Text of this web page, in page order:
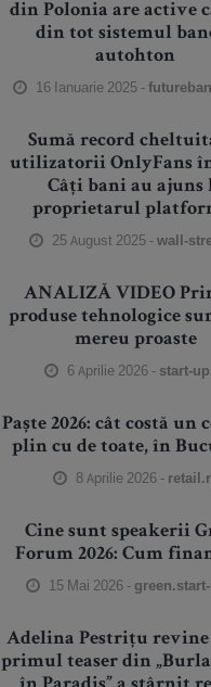
din Polonia are active
din tot sistemul
autohton
16 Ianuarie 2025 -
Sumă record
utilizatorii OnlyFans în
Câți bani au ajuns
proprietarul
25 August 2025 -wall-
ANALIZĂ VIDEO
produse tehnologice
mereu proaste
6 Aprilie 2026 - start-
Paște 2026: cât costă un
plin cu de toate, în
8 Aprilie 2026 -
Cine sunt speakerii
Forum 2026: Cum
15 Mai 2026 -
Adelina Pestrițu revine
primul teaser din